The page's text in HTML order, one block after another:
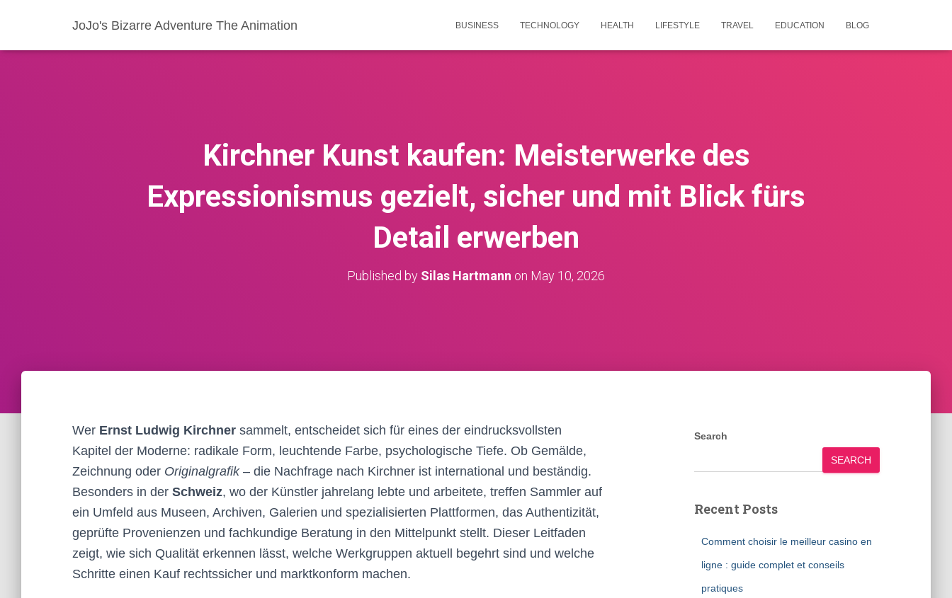
JoJo's Bizarre Adventure The Animation BUSINESS TECHNOLOGY HEALTH LIFESTYLE TRAVEL EDUCATION BLOG
Kirchner Kunst kaufen: Meisterwerke des
Expressionismus gezielt, sicher und mit Blick fürs
Detail erwerben
Published by Silas Hartmann on May 10, 2026
Wer Ernst Ludwig Kirchner sammelt, entscheidet sich für eines der eindrucksvollsten
Kapitel der Moderne: radikale Form, leuchtende Farbe, psychologische Tiefe. Ob Gemälde,
Zeichnung oder Originalgrafik– die Nachfrage nach Kirchner ist international und beständig.
Besonders in der Schweiz, wo der Künstler jahrelang lebte und arbeitete, treffen Sammler auf
ein Umfeld aus Museen, Archiven, Galerien und spezialisierten Plattformen, das Authentizität,
geprüfte Provenienzen und fachkundige Beratung in den Mittelpunkt stellt. Dieser Leitfaden
zeigt, wie sich Qualität erkennen lässt, welche Werkgruppen aktuell begehrt sind und welche
Schritte einen Kauf rechtssicher und marktkonform machen.
Search
SEARCH
Recent Posts
Comment choisir le meilleur casino en
ligne : guide complet et conseils
pratiques